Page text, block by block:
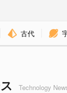
古代
Technology